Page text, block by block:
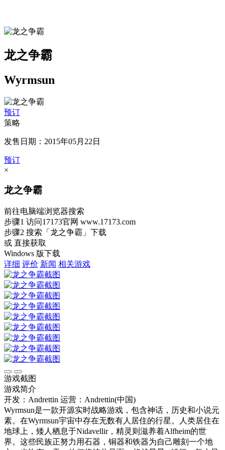
龙之争霸
Wyrmsun
预订
策略
发售日期：2015年05月22日
预订
×
龙之争霸
前往电脑端浏览器搜索
步骤1 访问17173官网 www.17173.com
步骤2 搜索 「龙之争霸」 下载
或 直接获取
Windows 版下载
详细 评价 新闻 相关游戏
游戏截图
游戏简介
开发：Andrettin 运营：Andrettin(中国)
Wyrmsun是一款开源实时战略游戏，包含神话，历史和小说元
素。在Wyrmsun宇宙中存在无数有人居住的行星。人类居住在
地球上，矮人栖息于Nidavellir，精灵则滋养着Alfheim的世
界。这些民族正努力用石器，铜器和铁器为自己雕刻一个地